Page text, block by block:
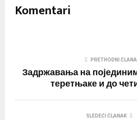
Komentari
PRETHODNI
Задржавања на
теретњаке и до
SLEDEĆI ČLANAK